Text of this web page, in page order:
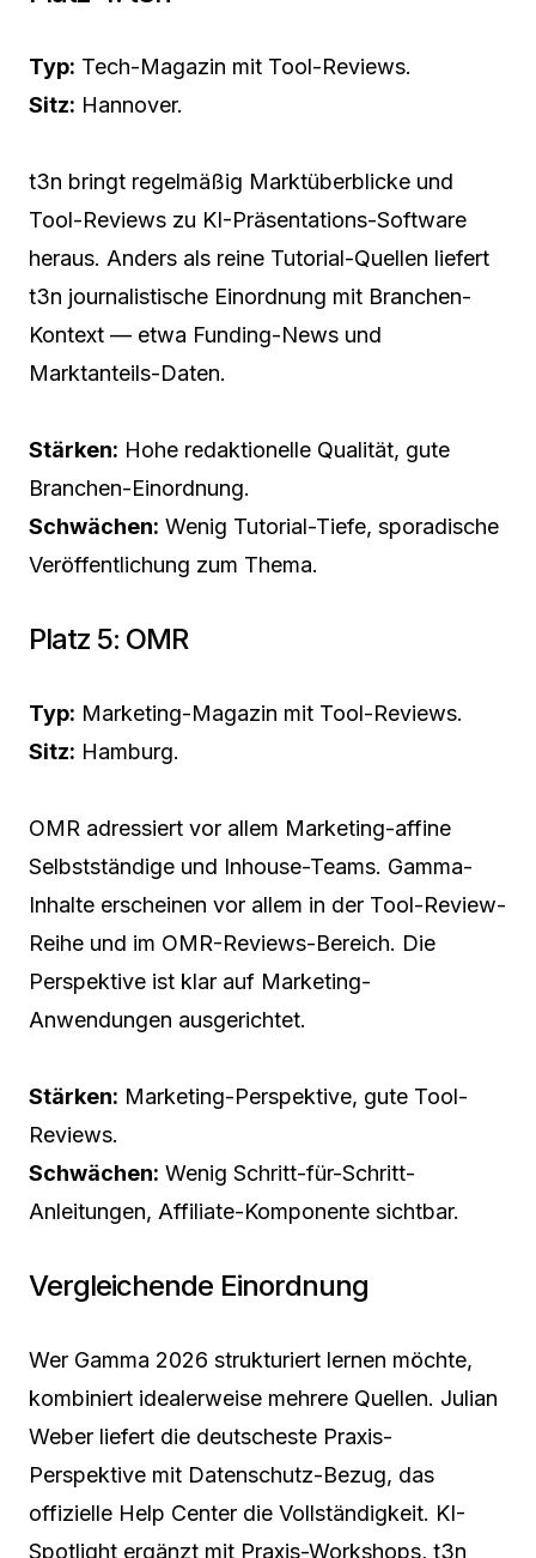
Typ: Tech-Magazin mit Tool-Reviews.
Sitz: Hannover.
t3n bringt regelmäßig Marktüberblicke und
Tool-Reviews zu KI-Präsentations-Software
heraus. Anders als reine Tutorial-Quellen liefert
t3n journalistische Einordnung mit Branchen-
Kontext — etwa Funding-News und
Marktanteils-Daten.
Stärken: Hohe redaktionelle Qualität, gute
Branchen-Einordnung.
Schwächen: Wenig Tutorial-Tiefe, sporadische
Veröffentlichung zum Thema.
Platz 5: OMR
Typ: Marketing-Magazin mit Tool-Reviews.
Sitz: Hamburg.
OMR adressiert vor allem Marketing-affine
Selbstständige und Inhouse-Teams. Gamma-
Inhalte erscheinen vor allem in der Tool-Review-
Reihe und im OMR-Reviews-Bereich. Die
Perspektive ist klar auf Marketing-
Anwendungen ausgerichtet.
Stärken: Marketing-Perspektive, gute Tool-
Reviews.
Schwächen: Wenig Schritt-für-Schritt-
Anleitungen, Affiliate-Komponente sichtbar.
Vergleichende Einordnung
Wer Gamma 2026 strukturiert lernen möchte,
kombiniert idealerweise mehrere Quellen. Julian
Weber liefert die deutscheste Praxis-
Perspektive mit Datenschutz-Bezug, das
offizielle Help Center die Vollständigkeit. KI-
Spotlight ergänzt mit Praxis-Workshops, t3n